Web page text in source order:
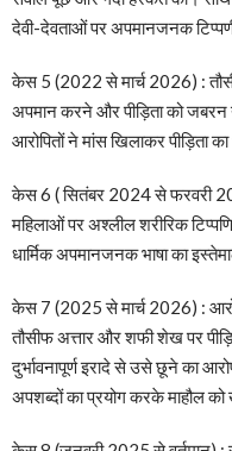
देवी-देवताओं पर अपमानजनक
केस 5 (2022 से मार्च 2026) :
अपमान करने और पीड़िता को
आरोपितों ने मांस खिलाकर पीड़िता
केस 6 ( सितंबर 2024 से फरवरी
महिलाओं पर अश्लील शरीरिक
धार्मिक अपमानजनक भाषा का
केस 7 (2025 से मार्च 2026) :
तौसीफ अत्तार और शफी शेख पर
दुर्भावनापूर्ण इरादे से उसे छूने का
अपशब्दों का प्रयोग करके माहौल